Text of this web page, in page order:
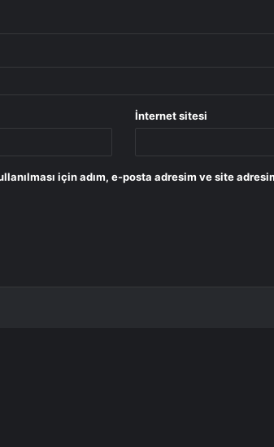
İnternet sitesi
için adım, e-posta adresim ve site